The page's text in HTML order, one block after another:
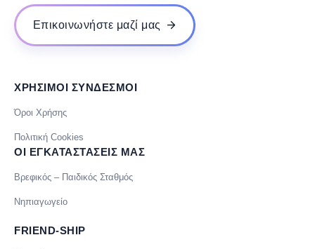
Επικοινωνήστε μαζί μας
ΧΡΗΣΙΜΟΙ ΣΥΝΔΕΣΜΟΙ
Όροι Χρήσης
Πολιτική Cookies
ΟΙ ΕΓΚΑΤΑΣΤΑΣΕΙΣ ΜΑΣ
Βρεφικός – Παιδικός Σταθμός
Νηπιαγωγείο
FRIEND-SHIP